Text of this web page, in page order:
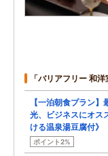
「バリアフリー 和
【一泊朝食プラン
光、ビジネスにオス
ける温泉湯豆腐付》
ポイント2%